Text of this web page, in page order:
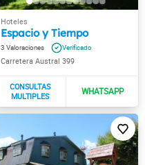
Espacio y Tiempo
3
Carretera Austral 399